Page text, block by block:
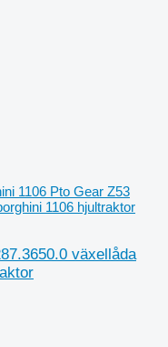
1106 Pto Gear Z53
1106 hjultraktor
växellåda